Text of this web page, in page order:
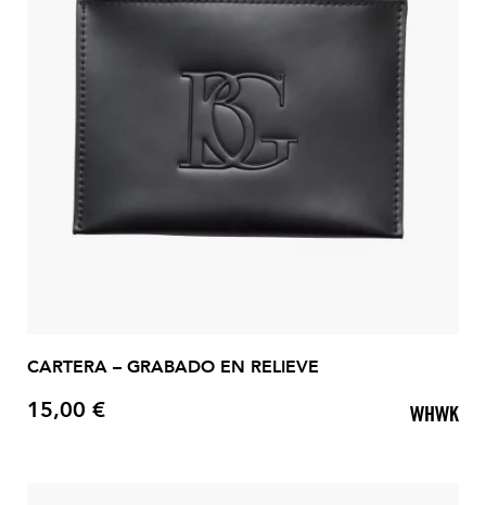
CARTERA – GRABADO EN RELIEVE
Precio
15,00 € WHWK